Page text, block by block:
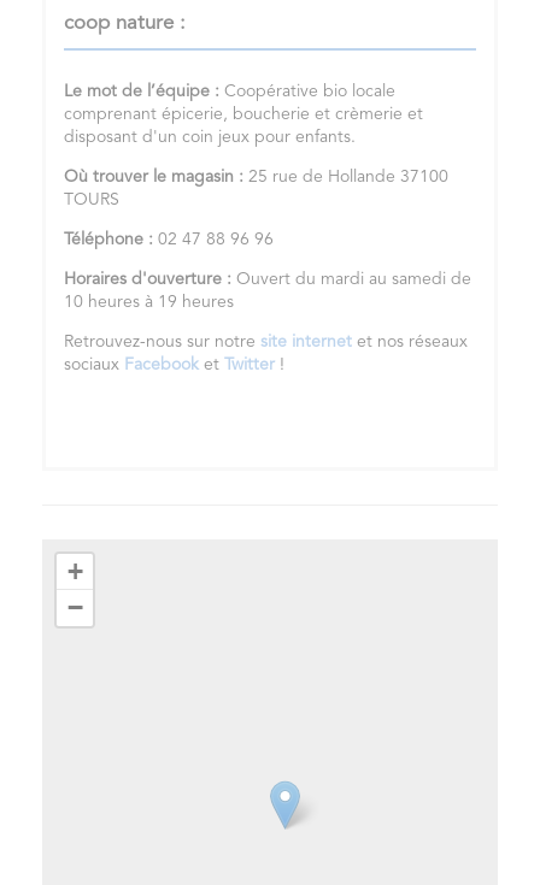
coop nature :
Le mot de l’équipe : Coopérative bio locale
comprenant épicerie, boucherie et crèmerie et
disposant d'un coin jeux pour enfants.
Où trouver le magasin : 25 rue de Hollande 37100
TOURS
Téléphone : 02 47 88 96 96
Horaires d'ouverture : Ouvert du mardi au samedi de
10 heures à 19 heures
Retrouvez-nous sur notre site internet et nos réseaux
sociaux Facebook et Twitter !
+
−